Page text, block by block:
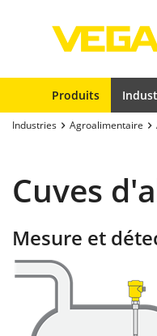
Produits
Industries Agroalimentaire
Cuves
Mesure et